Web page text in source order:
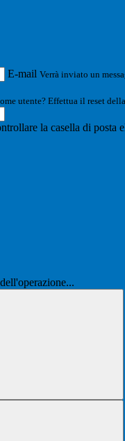
E-mail Verrà inviato un
utente? Effettua il reset
la casella di posta